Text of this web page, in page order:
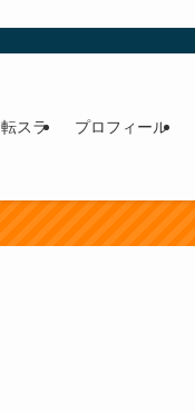
転スラ プロフィール